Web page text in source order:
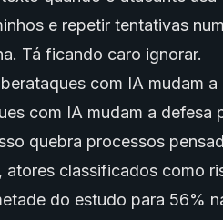
e repetir tentativas
Tá ficando caro ignorar.
com IA mudam a
com IA mudam a
quebra processos
atores classificados como
do estudo para 56%